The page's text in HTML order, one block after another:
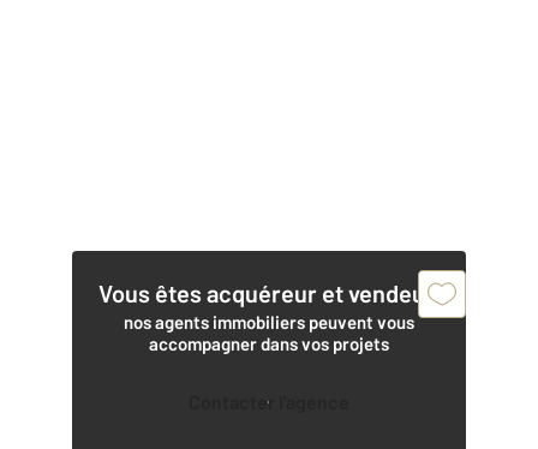
Vous êtes acquéreur et vendeur,
nos agents immobiliers peuvent vous
accompagner dans vos projets
Contacter l'agence